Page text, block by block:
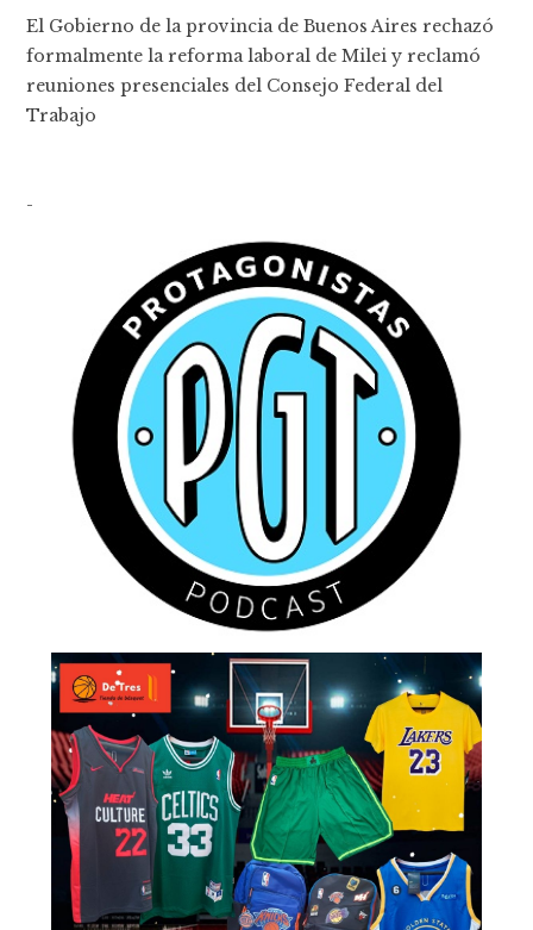
El Gobierno de la provincia de Buenos Aires rechazó
formalmente la reforma laboral de Milei y reclamó
reuniones presenciales del Consejo Federal del
Trabajo
-